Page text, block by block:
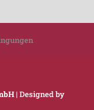
| Designed by